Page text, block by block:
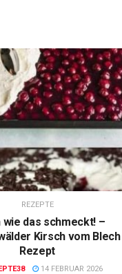
REZEPTE
wie das schmeckt! –
Kirsch vom Blech
Rezept
14 FEBRUAR 2026